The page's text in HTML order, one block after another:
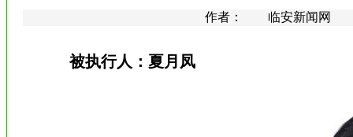
作者： 临安新闻网 更
被执行人：夏月凤